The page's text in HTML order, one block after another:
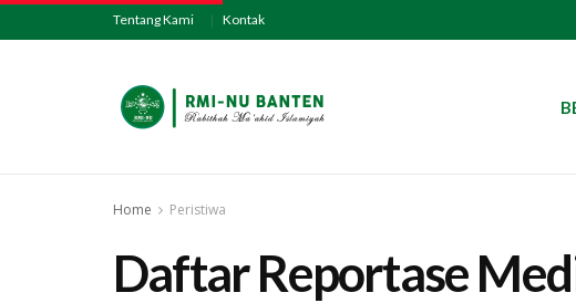
Tentang Kami Kontak
Home Peristiwa
Daftar Reportase